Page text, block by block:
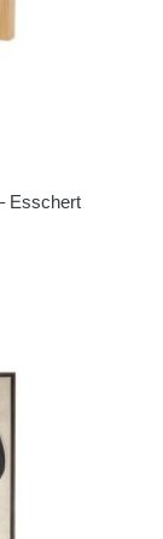
Esschert